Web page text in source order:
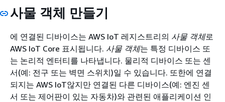
사물 객체 만들기
에 연결된 디바이스는 AWS IoT 레지스트리의 사물 객체로
AWS IoT Core 표시됩니다. 사물 객체는 특정 디바이스 또
는 논리적 엔터티를 나타냅니다. 물리적 디바이스 또는 센
서(예: 전구 또는 벽면 스위치)일 수 있습니다. 또한에 연결
되지는 AWS IoT않지만 연결된 다른 디바이스(예: 엔진 센
서 또는 제어판이 있는 자동차)와 관련된 애플리케이션 인